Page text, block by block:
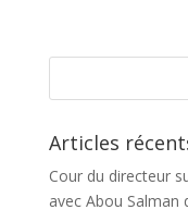
Articles
Cour du directeur
avec Abou Salman